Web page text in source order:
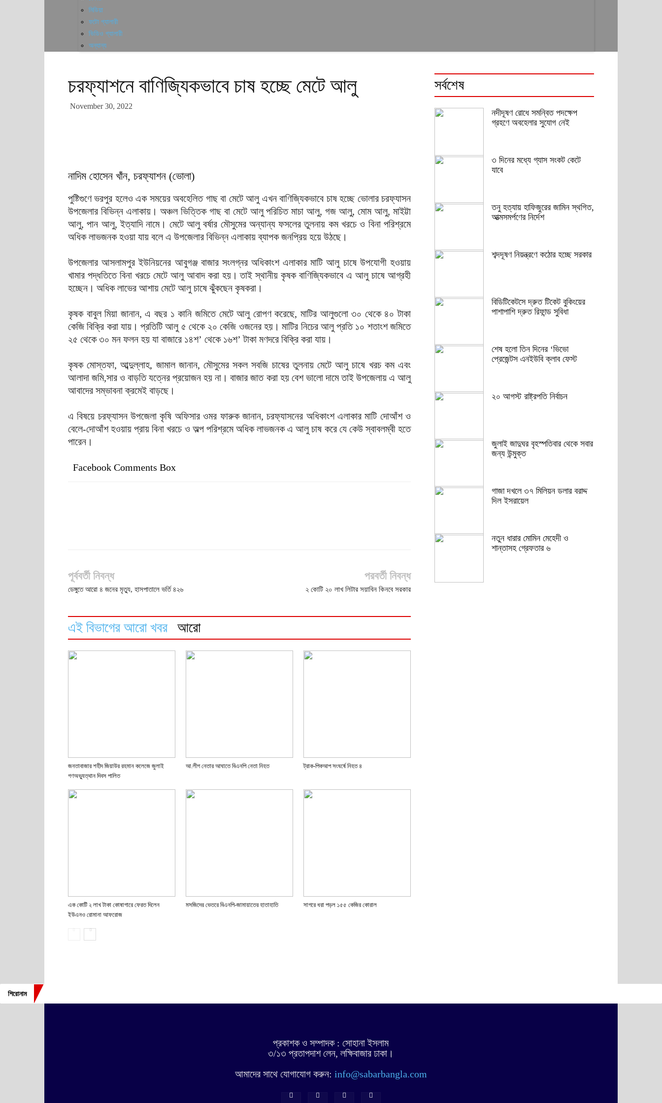
মিডিয়া
ফটো গ্যালারী
ভিডিও গ্যালারী
অন্যান্য
চরফ্যাশনে বাণিজ্যিকভাবে চাষ হচ্ছে মেটে আলু
November 30, 2022
নাদিম হোসেন খাঁন, চরফ্যাশন (ভোলা)
পুষ্টিগুণে ভরপুর হলেও এক সময়ের অবহেলিত গাছ বা মেটে আলু এখন বাণিজ্যিকভাবে চাষ হচ্ছে ভোলার চরফ্যাসন
উপজেলার বিভিন্ন এলাকায়। অঞ্চল ভিত্তিক গাছ বা মেটে আলু পরিচিত মাচা আলু, গজ আলু, মোম আলু, মাইট্টা
আলু, পান আলু, ইত্যাদি নামে। মেটে আলু বর্ষার মৌসুমের অন্যান্য ফসলের তুলনায় কম খরচে ও বিনা পরিশ্রমে
অধিক লাভজনক হওয়া যায় বলে এ উপজেলার বিভিন্ন এলাকায় ব্যাপক জনপ্রিয় হয়ে উঠছে।
উপজেলার আসলামপুর ইউনিয়নের আবুগঞ্জ বাজার সংলগ্নর অধিকাংশ এলাকার মাটি আলু চাষে উপযোগী হওয়ায়
খামার পদ্ধতিতে বিনা খরচে মেটে আলু আবাদ করা হয়। তাই স্থানীয় কৃষক বাণিজ্যিকভাবে এ আলু চাষে আগ্রহী
হচ্ছেন। অধিক লাভের আশায় মেটে আলু চাষে ঝুঁকছেন কৃষকরা।
কৃষক বাবুল মিয়া জানান, এ বছর ১ কানি জমিতে মেটে আলু রোপণ করেছে, মাটির আলুগুলো ৩০ থেকে ৪০ টাকা
কেজি বিক্রি করা যায়। প্রতিটি আলু ৫ থেকে ২০ কেজি ওজনের হয়। মাটির নিচের আলু প্রতি ১০ শতাংশ জমিতে
২৫ থেকে ৩০ মন ফলন হয় যা বাজারে ১৪শ’ থেকে ১৬শ’ টাকা মণদরে বিক্রি করা যায়।
কৃষক মোস্তফা, আব্দুল্লাহ, জামাল জানান, মৌসুমের সকল সবজি চাষের তুলনায় মেটে আলু চাষে খরচ কম এবং
আলাদা জমি,সার ও বাড়তি যত্নের প্রয়োজন হয় না। বাজার জাত করা হয় বেশ ভালো দামে তাই উপজেলায় এ আলু
আবাদের সম্ভাবনা ক্রমেই বাড়ছে।
এ বিষয়ে চরফ্যাসন উপজেলা কৃষি অফিসার ওমর ফারুক জানান, চরফ্যাসনের অধিকাংশ এলাকার মাটি দোআঁশ ও
বেলে-দোআঁশ হওয়ায় প্রায় বিনা খরচে ও অল্প পরিশ্রমে অধিক লাভজনক এ আলু চাষ করে যে কেউ স্বাবলম্বী হতে
পারেন।
Facebook Comments Box
পূর্ববর্তী নিবন্ধ
ডেঙ্গুতে আরো ৪ জনের মৃত্যু, হাসপাতালে ভর্তি ৪২৬
পরবর্তী নিবন্ধ
২ কোটি ২০ লাখ লিটার সয়াবিন কিনবে সরকার
এই বিভাগের আরো খবর আরো
জনতাবাজার শহীদ জিয়াউর রহমান কলেজে জুলাই
গণঅভ্যুত্থান দিবস পালিত
আ.লীগ নেতার আঘাতে বিএনপি নেতা নিহত ট্রাক-পিকআপ সংঘর্ষে নিহত ৪
এক কোটি ২ লাখ টাকা কোষাগারে ফেরত দিলেন
ইউএনও রোমানা আফরোজ
মসজিদের ভেতরে বিএনপি-জামায়াতের হাতাহাতি সাগরে ধরা পড়ল ১৫৫ কেজির কোরাল
সর্বশেষ
নদীদূষণ রোধে সমন্বিত পদক্ষেপ
গ্রহণে অবহেলার সুযোগ নেই
৩ দিনের মধ্যে গ্যাস সংকট কেটে
যাবে
তনু হত্যায় হাফিজুরের জামিন স্থগিত,
আত্মসমর্পণের নির্দেশ
শব্দদূষণ নিয়ন্ত্রণে কঠোর হচ্ছে সরকার
বিডিটিকেটসে দ্রুত টিকেট বুকিংয়ের
পাশাপাশি দ্রুত রিফান্ড সুবিধা
শেষ হলো তিন দিনের ‘ভিভো
প্রেজেন্টস এনইউবি ক্লাব ফেস্ট
২০ আগস্ট রাষ্ট্রপতি নির্বাচন
জুলাই জাদুঘর বৃহস্পতিবার থেকে সবার
জন্য উন্মুক্ত
গাজা দখলে ৩৭ মিলিয়ন ডলার বরাদ্দ
দিল ইসরায়েল
নতুন ধারার মোমিন মেহেদী ও
শান্তাসহ গ্রেফতার ৬
শিরোনাম
প্রকাশক ও সম্পাদক : সোহানা ইসলাম
৩/১৩ প্রতাপদাশ লেন, লক্ষিবাজার ঢাকা।
আমাদের সাথে যোগাযোগ করুন: info@sabarbangla.com